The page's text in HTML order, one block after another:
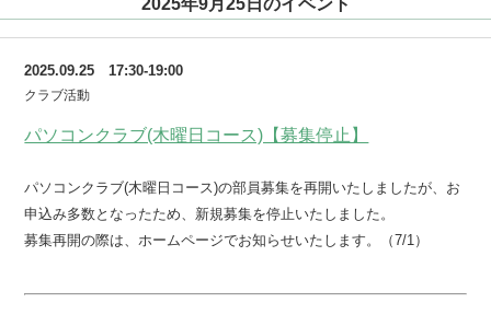
2025年9月25日のイベント
パソコンクラブ(木曜日コース)【募集停止】
2025.09.25 17:30-19:00
クラブ活動
パソコンクラブ(木曜日コース)の部員募集を再開いたしましたが、お
申込み多数となったため、新規募集を停止いたしました。
募集再開の際は、ホームページでお知らせいたします。（7/1）